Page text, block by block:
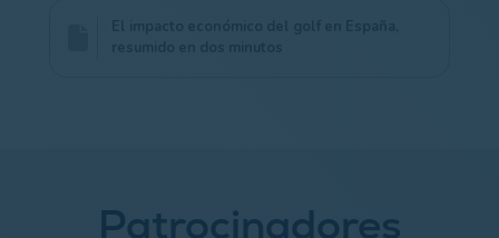
Patrocinadores